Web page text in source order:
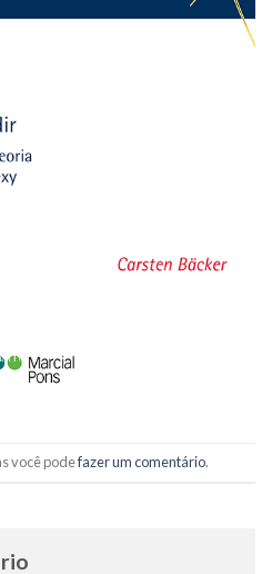
você podefazer um comentário.